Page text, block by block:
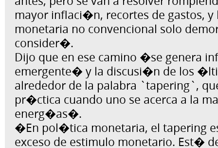
mayor inflaci�n, recortes de gastos,
monetaria no convencional solo
consider�.
Dijo que en ese camino �se genera
emergente� y la discusi�n de los
alrededor de la palabra `tapering`,
pr�ctica cuando uno se acerca a la
energ�as�.
�En pol�tica monetaria, el tapering
exceso de estimulo monetario. Est�